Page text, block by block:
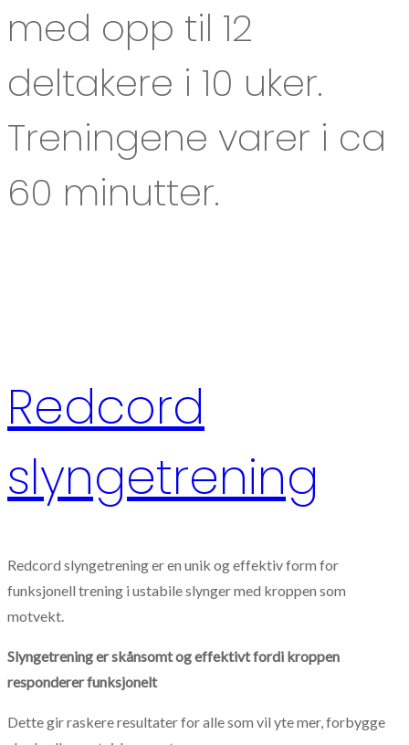
med opp til 12
deltakere i 10 uker.
Treningene varer i ca
60 minutter.
Redcord
slyngetrening
Redcord slyngetrening er en unik og effektiv form for
funksjonell trening i ustabile slynger med kroppen som
motvekt.
Slyngetrening er skånsomt og effektivt fordi kroppen
responderer funksjonelt
Dette gir raskere resultater for alle som vil yte mer, forbygge